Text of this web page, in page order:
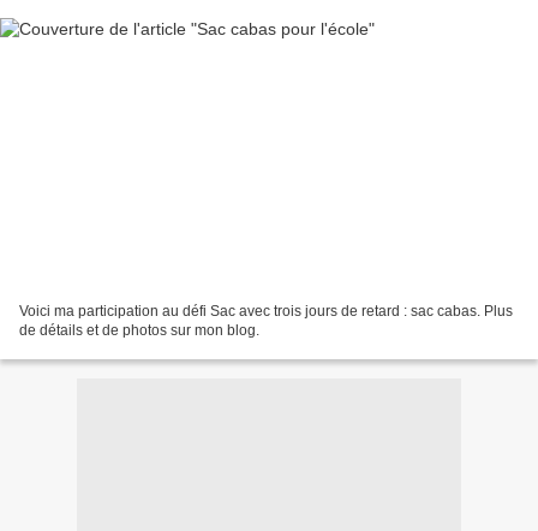
Voici ma participation au défi Sac avec trois jours de retard : sac cabas. Plus
de détails et de photos sur mon blog.